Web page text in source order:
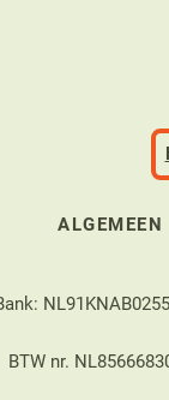
ALGEMEEN
BTW nr.